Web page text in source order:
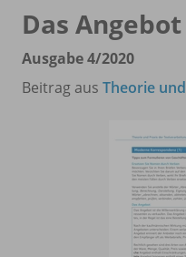
Das Angebot
Ausgabe 4/2020
Beitrag aus Theorie